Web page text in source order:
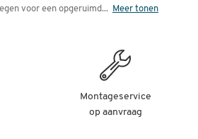
voor een opgeruimd... Meer tonen
Montageservice
op aanvraag